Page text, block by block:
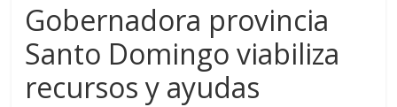
Gobernadora provincia
Santo Domingo viabiliza
recursos y ayudas